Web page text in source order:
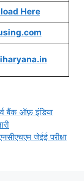
Here
बैंक ऑफ़ इंडिया
जेईई परीक्षा